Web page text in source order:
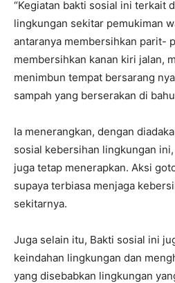
“Kegiatan bakti sosial ini terkait
lingkungan sekitar pemukiman
antaranya membersihkan parit-
membersihkan kanan kiri jalan,
menimbun tempat bersarang
sampah yang berserakan di
Ia menerangkan, dengan
sosial kebersihan lingkungan
juga tetap menerapkan. Aksi
supaya terbiasa menjaga
sekitarnya.
Juga selain itu, Bakti sosial ini
keindahan lingkungan dan
yang disebabkan lingkungan